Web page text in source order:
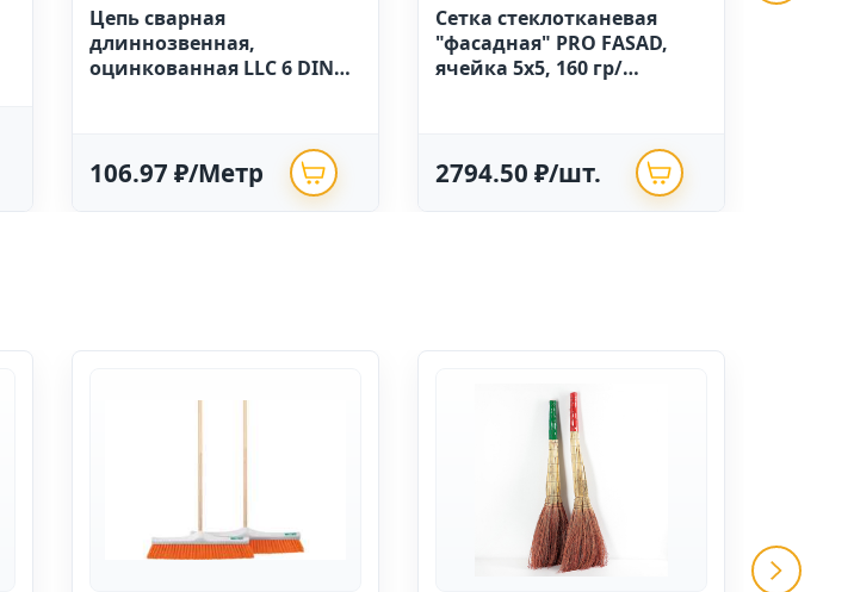
Цепь сварная
длиннозвенная,
оцинкованная LLC 6 DIN
106.97 ₽/Метр
Сетка стеклотканевая
"фасадная" PRO FASAD,
ячейка 5х5, 160 гр/
2794.50 ₽/шт.